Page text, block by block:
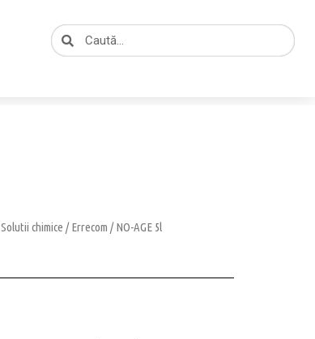
CautăCaută
Solutii chimice /Errecom / NO-AGE 5l